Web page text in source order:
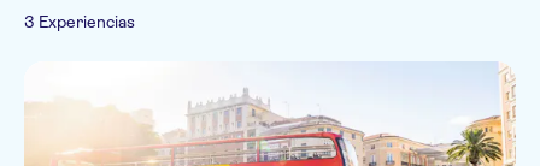
Subject expert guide
Italiano
3 Experiencias